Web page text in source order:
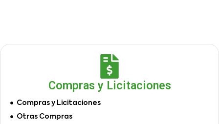
Compras y Licitaciones
Compras y Licitaciones
Otras Compras